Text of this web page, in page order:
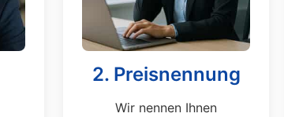
2. Preisnennung
Wir nennen Ihnen